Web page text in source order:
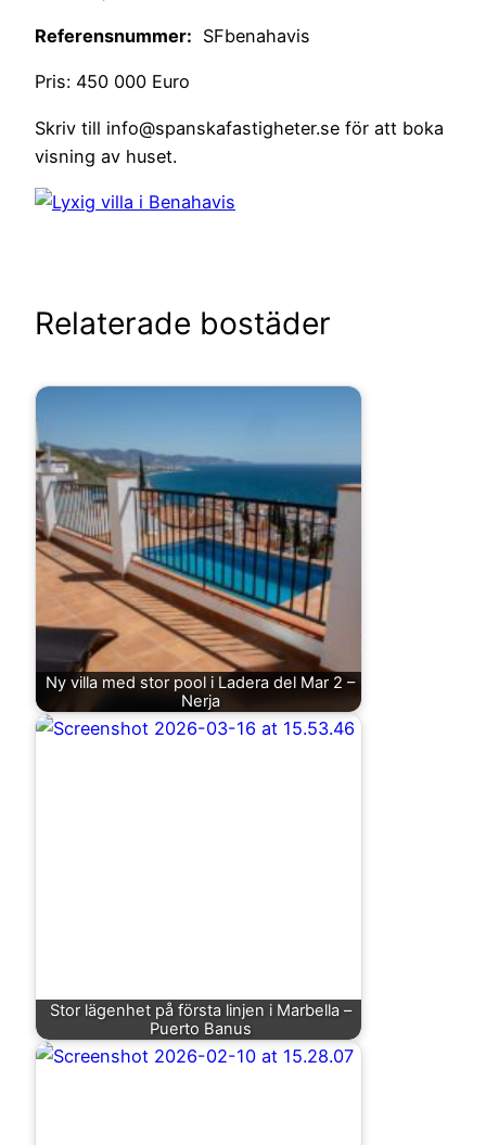
Referensnummer: SFbenahavis
Pris: 450 000 Euro
Skriv till info@spanskafastigheter.se för att boka
visning av huset.
Relaterade bostäder
Ny villa med stor pool i Ladera del Mar 2 –
Nerja
Stor lägenhet på första linjen i Marbella –
Puerto Banus